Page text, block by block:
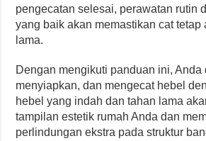
pengecatan selesai, perawatan rutin
yang baik akan memastikan cat tetap
lama.
Dengan mengikuti panduan ini, Anda
menyiapkan, dan mengecat hebel
hebel yang indah dan tahan lama
tampilan estetik rumah Anda dan
perlindungan ekstra pada struktur